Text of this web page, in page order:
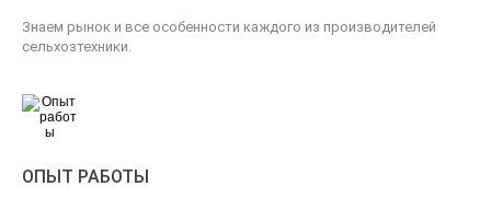
Знаем рынок и все особенности каждого из производителей
сельхозтехники.
ОПЫТ РАБОТЫ